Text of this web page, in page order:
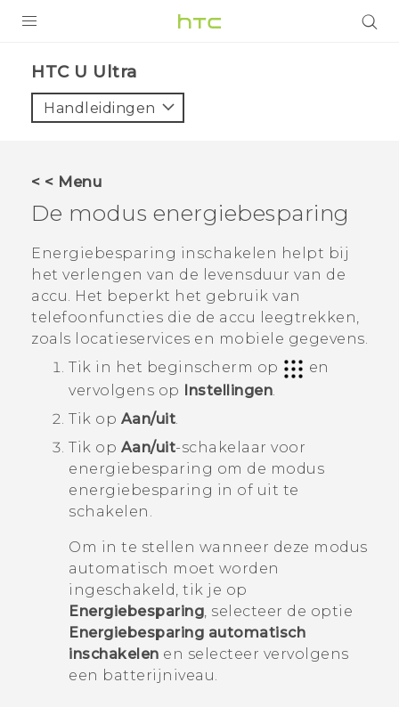
VIVE
HTC Club
SUPPORT
HTC-apparaten & -accessoires
VIVERSE
Aanmelden
HTC U Ultra‎
Handleidingen
< < Menu
De modus energiebesparing
Energiebesparing inschakelen helpt bij
het verlengen van de levensduur van de
accu. Het beperkt het gebruik van
telefoonfuncties die de accu leegtrekken,
zoals locatieservices en mobiele gegevens.
Tik in het beginscherm op
en
vervolgens op Instellingen
Tik op Aan/uit
Tik op Aan/uit-schakelaar voor
energiebesparing om de modus
energiebesparing in of uit te
schakelen.
Om in te stellen wanneer deze modus
automatisch moet worden
ingeschakeld, tik je op
Energiebesparing , selecteer de optie
Energiebesparing automatisch
inschakelen en selecteer vervolgens
een batterijniveau.